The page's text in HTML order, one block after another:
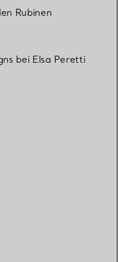
Rubinen
bei Elsa Peretti